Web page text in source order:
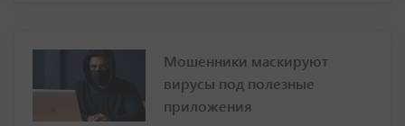
Мошенники маскируют
вирусы под полезные
приложения